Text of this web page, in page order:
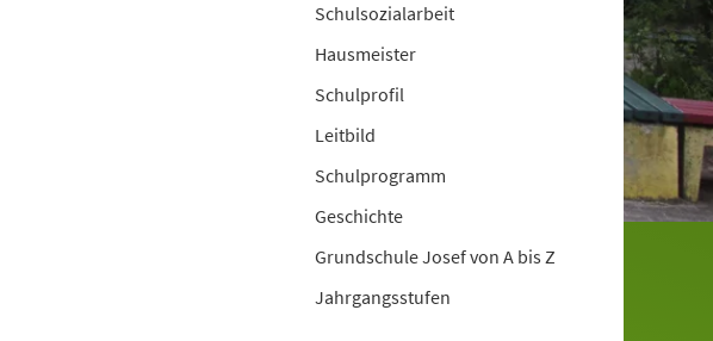
Schulsozialarbeit
Hausmeister
Schulprofil
Leitbild
Schulprogramm
Geschichte
Grundschule Josef von A bis Z
Jahrgangsstufen